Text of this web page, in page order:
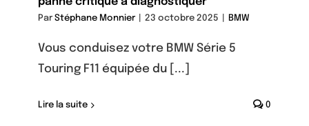
ParStéphane Monnier 23 octobre 2025 BMW
Vous conduisez votre BMW Série 5
Touring F11 équipée du [...]
Lire la suite 0